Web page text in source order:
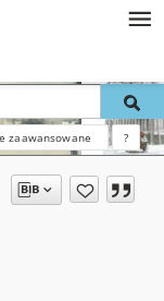
zaawansowane ?